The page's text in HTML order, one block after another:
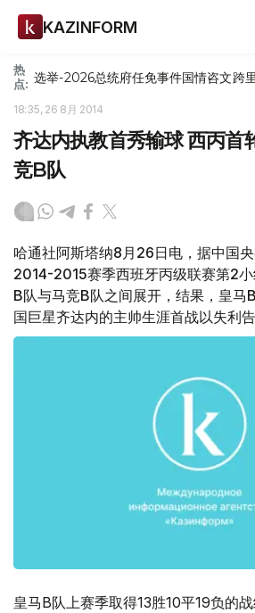
KAZINFORM
热
点: 选举-2026总统府任免事件国情咨文跨
18:35, 26 8月 2014
齐达内执教首秀输球 西丙首
竞B队
哈通社阿斯塔纳8月26日电，据中国
2014-2015赛季西班牙丙级联赛第2
B队与马竞B队之间展开，结果，皇马
国巨星齐达内的主帅生涯首战以失利告
皇马B队上赛季取得13胜10平19负的